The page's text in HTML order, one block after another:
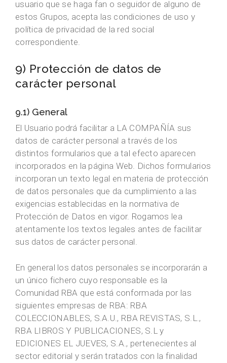
usuario que se haga fan o seguidor de alguno de
estos Grupos, acepta las condiciones de uso y
política de privacidad de la red social
correspondiente.
9) Protección de datos de
carácter personal
9.1) General
El Usuario podrá facilitar a LA COMPAÑÍA sus
datos de carácter personal a través de los
distintos formularios que a tal efecto aparecen
incorporados en la página Web. Dichos formularios
incorporan un texto legal en materia de protección
de datos personales que da cumplimiento a las
exigencias establecidas en la normativa de
Protección de Datos en vigor. Rogamos lea
atentamente los textos legales antes de facilitar
sus datos de carácter personal.
En general los datos personales se incorporarán a
un único fichero cuyo responsable es la
Comunidad RBA que está conformada por las
siguientes empresas de RBA: RBA
COLECCIONABLES, S.A.U., RBA REVISTAS, S.L.,
RBA LIBROS Y PUBLICACIONES, S.L y
EDICIONES EL JUEVES, S.A., pertenecientes al
sector editorial y serán tratados con la finalidad